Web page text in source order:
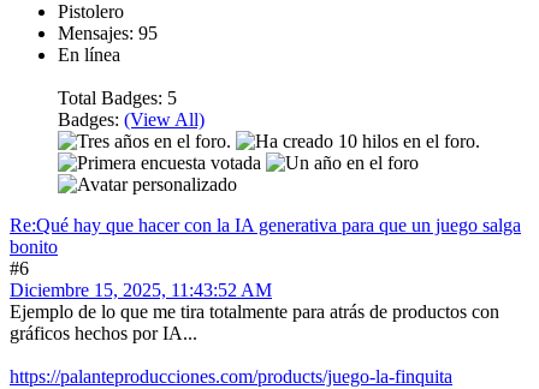
Pistolero
Mensajes: 95
En línea
Total Badges: 5
Badges: (View All)
Re:Qué hay que hacer con la IA generativa para que un juego salga
bonito
#6
Diciembre 15, 2025, 11:43:52 AM
Ejemplo de lo que me tira totalmente para atrás de productos con
gráficos hechos por IA...
https://palanteproducciones.com/products/juego-la-finquita